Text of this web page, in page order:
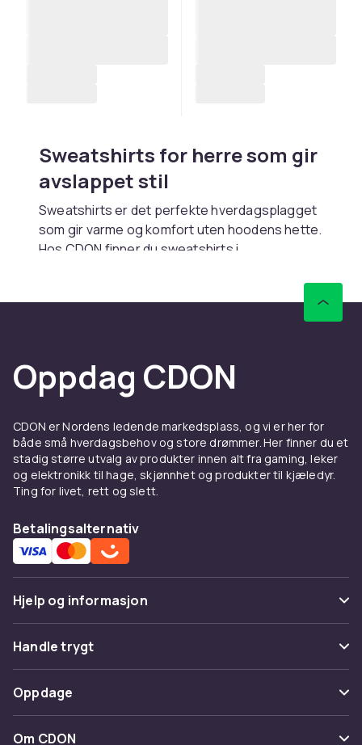
Sweatshirts for herre som gir
avslappet stil
Sweatshirts er det perfekte hverdagsplagget
som gir varme og komfort uten hoodens hette.
Hos CDON finner du sweatshirts i
modellen. Oversized modeller gir streetwear-
look. Slim fit gir en mer nedtonet silhuett.
Halvglidelås tilbyr temperaturregulering.
Materiale og kvalitet
Bomullsfleece med børstet innside gir mykhet
overgangssesonger. Økologisk bomull og
gjenvunnet polyester gjør det enklere å velge
Å bære sweatshirt
jakke som mellomlag. Med
hjemmebruk.
Kjøp sweatshirts på CDON
Utforsk
Oppdag CDON
CDON er Nordens ledende markedsplass, og vi er her for
både små hverdagsbehov og store drømmer. Her finner du et
stadig større utvalg av produkter innen alt fra gaming, leker
og elektronikk til hage, skjønnhet og produkter til kjæledyr.
Ting for livet, rett og slett.
Betalingsalternativ
Hjelp og informasjon
Vanlige spørsmål
Spor pakke
Angre & returner her
Kontakt oss
Handle trygt
Betaling
Levering
Oppdage
Kategorier
Om CDON